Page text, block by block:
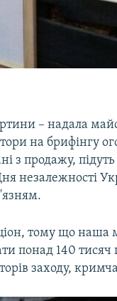
– надала
на брифінгу
з продажу,
незалежності
тому що наша
понад 140 тисяч
заходу,